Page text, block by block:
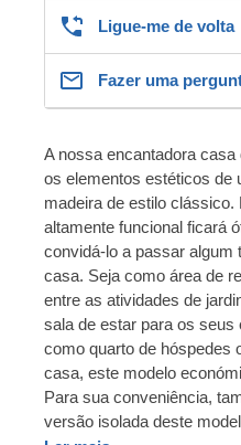
Ligue-me de volta
Fazer uma
A nossa encantadora
os elementos estéticos de
madeira de estilo
altamente funcional ficará
convidá-lo a passar algum
casa. Seja como área de
entre as atividades de
sala de estar para os
como quarto de hóspedes
casa, este modelo
Para sua conveniência,
versão isolada deste